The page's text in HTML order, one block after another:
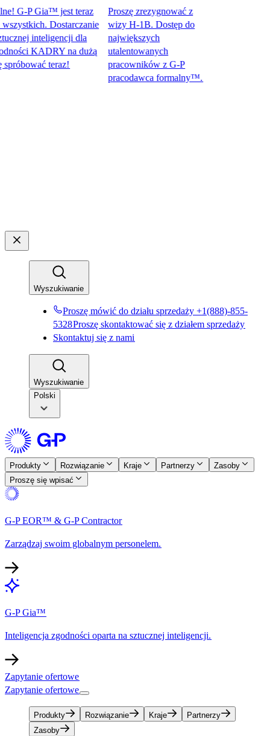
P Gia™ jest teraz
Dostarczanie
inteligencji dla
KADRY na dużą
teraz!​​
Proszę zrezygnować z
wizy H-1B. Dostęp do
największych
utalentowanych
pracowników z G-P
pracodawca formalny™.​​
Wyszukiwanie​​
Proszę mówić do działu sprzedaży +1(888)-855-
5328​​Proszę skontaktować się z działem sprzedaży​​
Skontaktuj się z nami​​
Wyszukiwanie​​
Polski
Produkty​​ Rozwiązanie​​ Kraje​​ Partnerzy​​
Zasoby​​
Proszę się wpisać​​
G-P EOR™ & G-P Contractor​​
Zarządzaj swoim globalnym personelem.​​
G-P Gia™​​
Inteligencja zgodności oparta na sztucznej inteligencji.​​
Zapytanie ofertowe​​
Zapytanie ofertowe​​
Produkty​​ Rozwiązanie​​ Kraje​​
Partnerzy​​
Zasoby​​